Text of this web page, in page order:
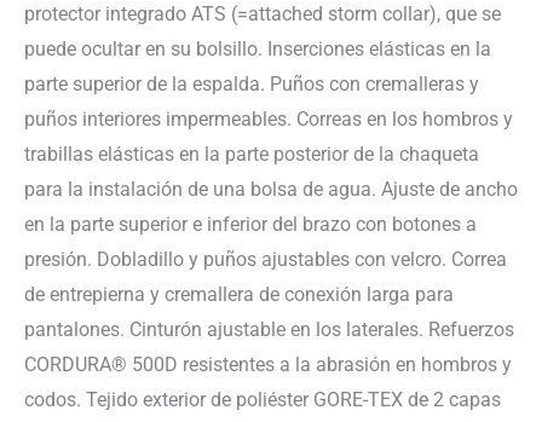
protector integrado ATS (=attached storm collar), que se
puede ocultar en su bolsillo. Inserciones elásticas en la
parte superior de la espalda. Puños con cremalleras y
puños interiores impermeables. Correas en los hombros y
trabillas elásticas en la parte posterior de la chaqueta
para la instalación de una bolsa de agua. Ajuste de ancho
en la parte superior e inferior del brazo con botones a
presión. Dobladillo y puños ajustables con velcro. Correa
de entrepierna y cremallera de conexión larga para
pantalones. Cinturón ajustable en los laterales. Refuerzos
CORDURA® 500D resistentes a la abrasión en hombros y
codos. Tejido exterior de poliéster GORE-TEX de 2 capas